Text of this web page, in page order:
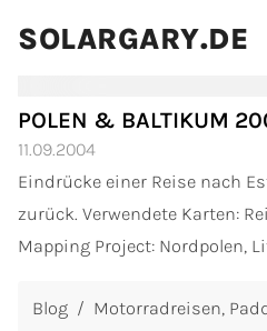
SOLARGARY.DE
POLEN & BALTIKUM
11.09.2004
Eindrücke einer Reise nach
zurück. Verwendete Karten: Reise Know-How / World
Mapping Project: Nordpolen,
Baltic States,...
Blog Motorradreisen